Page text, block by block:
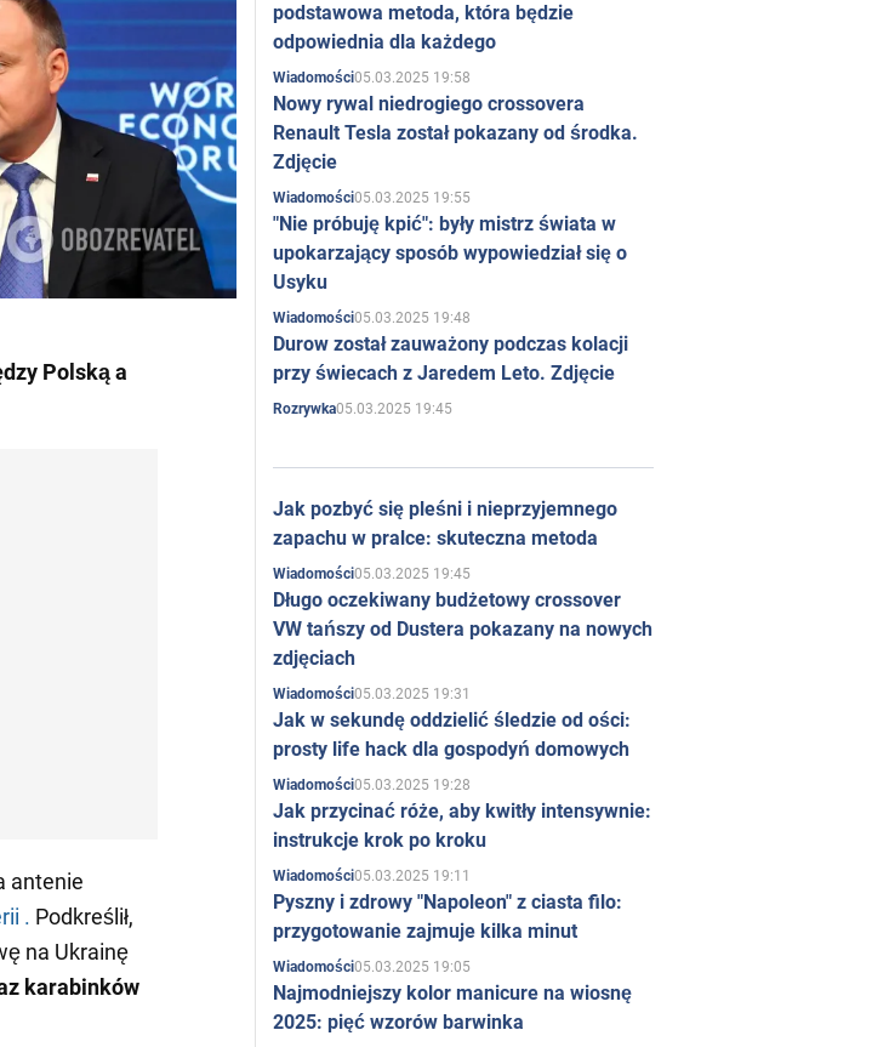
Polską a
antenie
. Podkreślił,
na Ukrainę
karabinków
podstawowa metoda, która będzie
odpowiednia dla każdego
Wiadomości05.03.2025 19:58
Nowy rywal niedrogiego crossovera
Renault Tesla został pokazany od środka.
Zdjęcie
Wiadomości05.03.2025 19:55
"Nie próbuję kpić": były mistrz świata w
upokarzający sposób wypowiedział się o
Usyku
Wiadomości05.03.2025 19:48
Durow został zauważony podczas kolacji
przy świecach z Jaredem Leto. Zdjęcie
Rozrywka05.03.2025 19:45
Jak pozbyć się pleśni i nieprzyjemnego
zapachu w pralce: skuteczna metoda
Wiadomości05.03.2025 19:45
Długo oczekiwany budżetowy crossover
VW tańszy od Dustera pokazany na nowych
zdjęciach
Wiadomości05.03.2025 19:31
Jak w sekundę oddzielić śledzie od ości:
prosty life hack dla gospodyń domowych
Wiadomości05.03.2025 19:28
Jak przycinać róże, aby kwitły intensywnie:
instrukcje krok po kroku
Wiadomości05.03.2025 19:11
Pyszny i zdrowy "Napoleon" z ciasta filo:
przygotowanie zajmuje kilka minut
Wiadomości05.03.2025 19:05
Najmodniejszy kolor manicure na wiosnę
2025: pięć wzorów barwinka